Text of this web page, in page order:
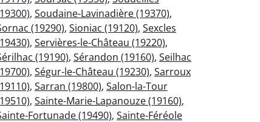
, Soudaine-Lavinadière (19370),
(19290), Sioniac (19120), Sexcles
, Servières-le-Château (19220),
(19190), Sérandon (19160), Seilhac
, Ségur-le-Château (19230), Sarroux
, Sarran (19800), Salon-la-Tour
, Sainte-Marie-Lapanouze (19160),
Fortunade (19490), Sainte-Féréole